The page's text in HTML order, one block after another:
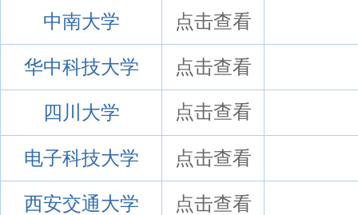
中南大学 点击查看
华中科技大学 点击查看
四川大学 点击查看
电子科技大学 点击查看
西安交通大学 点击查看